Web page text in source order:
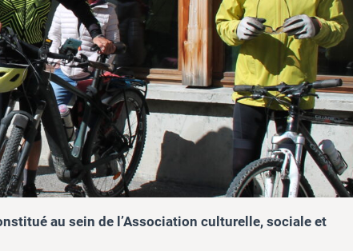
au sein de l’Association culturelle, sociale et